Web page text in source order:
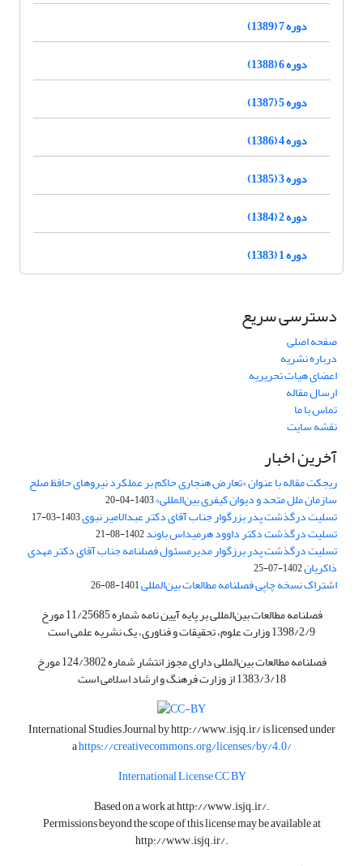
دوره 7 (1389)
دوره 6 (1388)
دوره 5 (1387)
دوره 4 (1386)
دوره 3 (1385)
دوره 2 (1384)
دوره 1 (1383)
دسترسی سریع
صفحه اصلی
درباره نشریه
اعضای هیات تحریریه
ارسال مقاله
تماس با ما
نقشه سایت
آخرین اخبار
ریجکت مقاله با عنوان «تعارض هنجاری حاکم بر عملکرد نیروهای حافظ صلح
سازمان ملل متحد و دیوان کیفری بین‌المللی»1403-04-20
تسلیت درگذشت پدر بزرگوار جناب آقای دکتر عبدالامیر نبوی1403-03-17
تسلیت درگذشت دکتر داوود هرمیداس باوند1402-08-21
تسلیت درگذشت پدر برزگوار مدیرمسئول فصلنامه جناب آقای دکتر مهدی
ذاکریان1402-07-25
اشتراک نسخه چاپی فصلنامه مطالعات بین‌المللی1401-08-26
فصلنامه مطالعات بین‌المللی بر پایه آیین نامه شماره 11/25685 مورخ
1398/2/9 وزارت علوم، تحقیقات و فناوری، یک نشریه علمی است
فصلنامه مطالعات بین‌المللی دارای مجوز انتشار شماره 124/3802 مورخ
1383/3/18 از وزارت فرهنگ و ارشاد اسلامی است
International Studies Journal byhttp://www.isjq.ir/is licensed under
ahttps://creativecommons.org/licenses/by/4.0/
International License CC BY
Based on a work athttp://www.isjq.ir/.
Permissions beyond the scope of this license may be available at
http://www.isjq.ir/.